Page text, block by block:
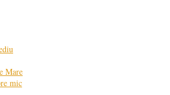
Mare
mic